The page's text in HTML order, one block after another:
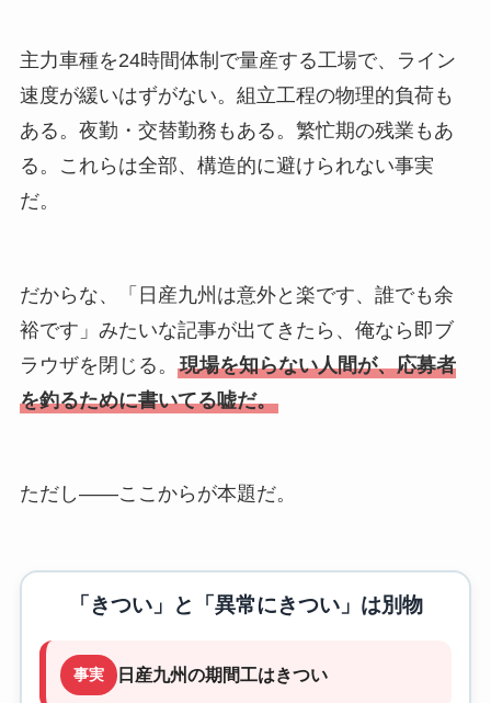
主力車種を24時間体制で量産する工場で、ライン
速度が緩いはずがない。組立工程の物理的負荷も
ある。夜勤・交替勤務もある。繁忙期の残業もあ
る。これらは全部、構造的に避けられない事実
だ。
だからな、「日産九州は意外と楽です、誰でも余
裕です」みたいな記事が出てきたら、俺なら即ブ
ラウザを閉じる。 現場を知らない人間が、応募者
を釣るために書いてる嘘だ。
ただし――ここからが本題だ。
「きつい」と「異常にきつい」は別物
事実 日産九州の期間工はきつい